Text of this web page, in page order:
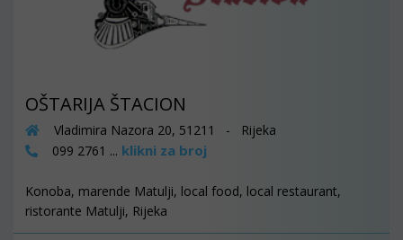
OŠTARIJA ŠTACION
Vladimira Nazora 20, 51211 - Rijeka
099 2761 ... klikni za broj
Konoba, marende Matulji, local food, local restaurant,
ristorante Matulji, Rijeka